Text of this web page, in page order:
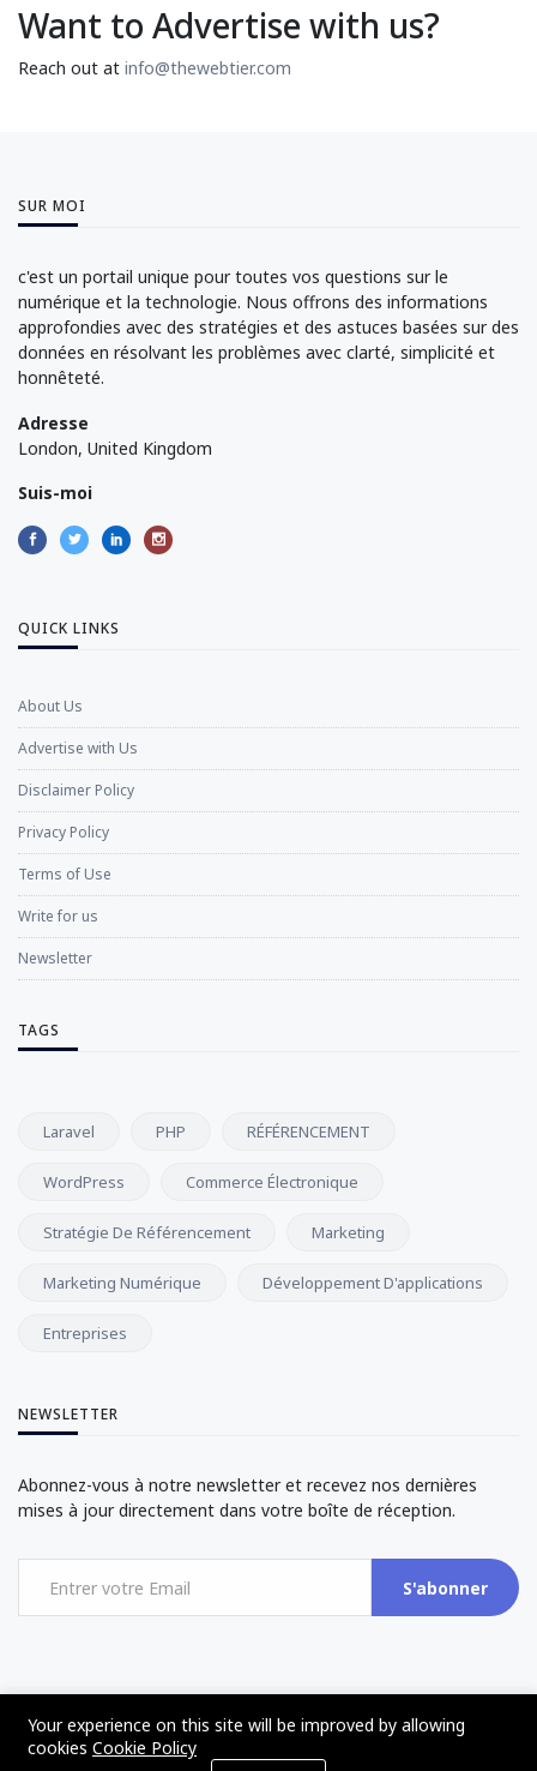
Want to Advertise with us?
Reach out at info@thewebtier.com
SUR MOI
c'est un portail unique pour toutes vos questions sur le
numérique et la technologie. Nous offrons des informations
approfondies avec des stratégies et des astuces basées sur des
données en résolvant les problèmes avec clarté, simplicité et
honnêteté.
Adresse
London, United Kingdom
Suis-moi
QUICK LINKS
About Us
Advertise with Us
Disclaimer Policy
Privacy Policy
Terms of Use
Write for us
Newsletter
TAGS
Laravel PHP RÉFÉRENCEMENT
WordPress Commerce Électronique
Stratégie De Référencement Marketing
Marketing Numérique Développement D'applications
Entreprises
NEWSLETTER
Abonnez-vous à notre newsletter et recevez nos dernières
mises à jour directement dans votre boîte de réception.
S'abonner
©2017 - 2024 - The Web Tier - All rights reserved
Your experience on this site will be improved by allowing
cookies Cookie Policy